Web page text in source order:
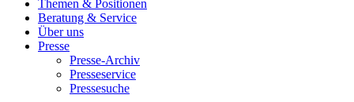
Themen & Positionen
Beratung & Service
Über uns
Presse
Presse-Archiv
Presseservice
Pressesuche